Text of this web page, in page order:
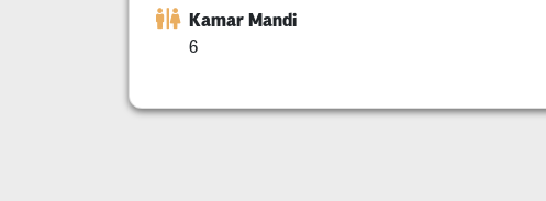
Kamar Mandi
6